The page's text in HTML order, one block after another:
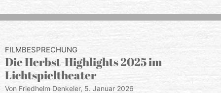
FILMBESPRECHUNG
Die Herbst-Highlights 2025 im
Lichtspieltheater
Von Friedhelm Denkeler, 5. Januar 2026